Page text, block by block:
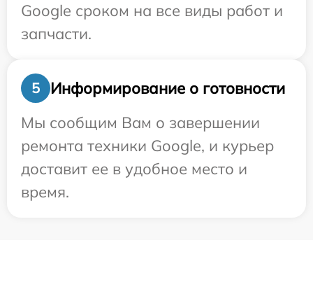
Google сроком на все виды работ и
запчасти.
5
Информирование о готовности
Мы сообщим Вам о завершении
ремонта техники Google, и курьер
доставит ее в удобное место и
время.